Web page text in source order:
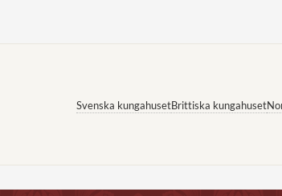
Svenska kungahusetBrittiska kungahuset